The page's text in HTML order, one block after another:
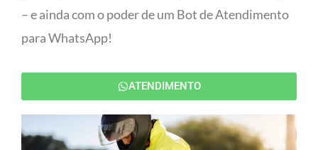
– e ainda com o poder de um Bot de Atendimento
para WhatsApp!
ATENDIMENTO